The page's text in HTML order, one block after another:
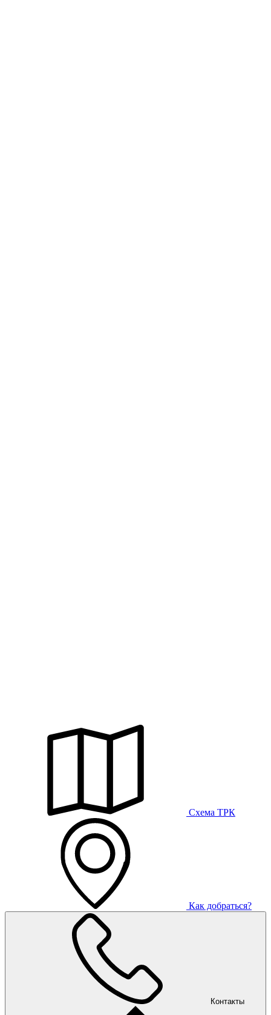
Схема ТРК
Как добраться?
Контакты